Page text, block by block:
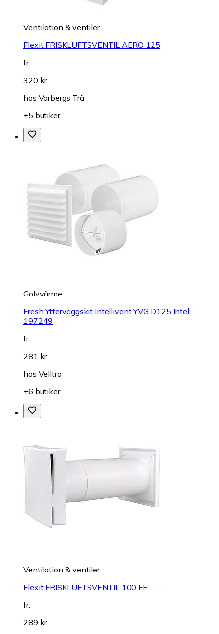
Ventilation & ventiler
Flexit FRISKLUFTSVENTIL AERO 125
fr.
320 kr
hos Varbergs Trä
+5 butiker
Golvvärme
Fresh Ytterväggskit Intellivent YVG D125 Intel.
197249
fr.
281 kr
hos Velltra
+6 butiker
Ventilation & ventiler
Flexit FRISKLUFTSVENTIL 100 FF
fr.
289 kr